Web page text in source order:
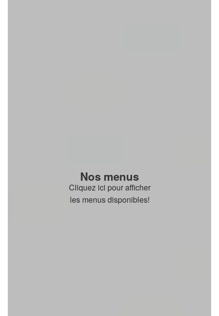
Nos menus
Cliquez ici pour afficher
les menus disponibles!